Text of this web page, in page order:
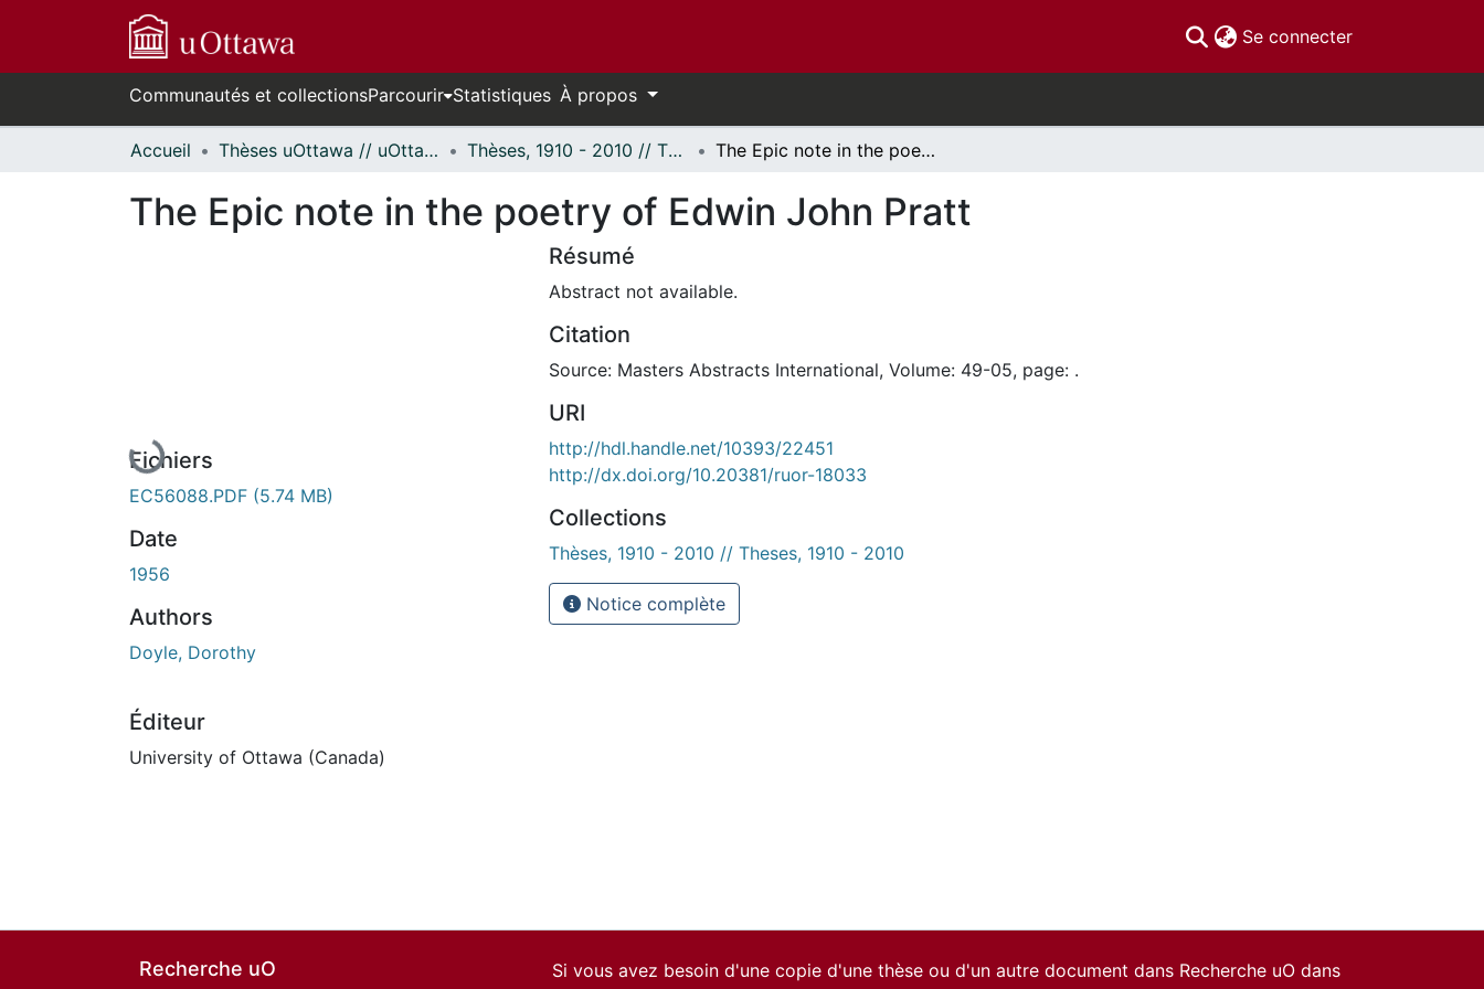
Se connecter(current)
Communautés et collectionsParcourir Statistiques À propos
Accueil Thèses uOttawa // uOttawa Theses Thèses, 1910 - 2010 // Theses, 1910 - 2010 The Epic note in the poetry of Edwin John Pratt
The Epic note in the poetry of Edwin John Pratt
En cours de chargement...
Fichiers
EC56088.PDF (5.74 MB)
Date
1956
Authors
Doyle, Dorothy
Éditeur
University of Ottawa (Canada)
Résumé
Abstract not available.
Citation
Source: Masters Abstracts International, Volume: 49-05, page: .
URI
http://hdl.handle.net/10393/22451
http://dx.doi.org/10.20381/ruor-18033
Collections
Thèses, 1910 - 2010 // Theses, 1910 - 2010
Notice complète
Recherche uO
Si vous avez besoin d'une copie d'une thèse ou d'un autre document dans Recherche uO dans